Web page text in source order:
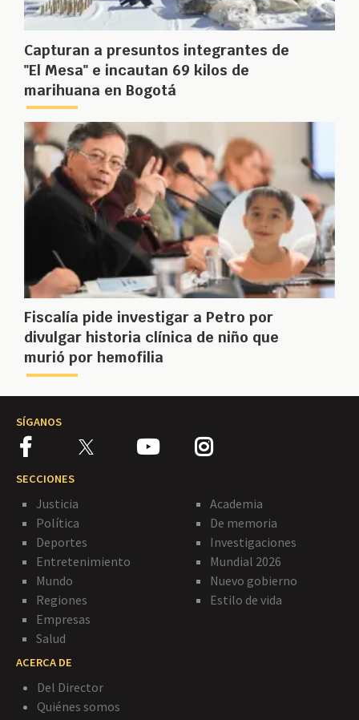
Capturan a presuntos integrantes de
"El Mesa" e incautan 69 kilos de
marihuana en Bogotá
Fiscalía pide investigar a Petro por
divulgar historia clínica de niño que
murió por hemofilia
SÍGANOS
SECCIONES
Justicia
Política
Deportes
Entretenimiento
Mundo
Regiones
Empresas
Salud
Academia
De memoria
Investigaciones
Mundial 2026
Nuevo gobierno
Estilo de vida
ACERCA DE
Del Director
Quiénes somos